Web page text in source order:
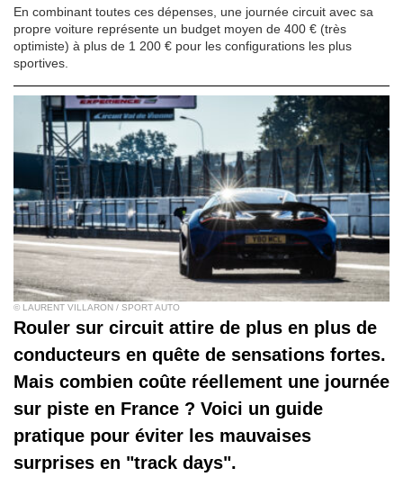
En combinant toutes ces dépenses, une journée circuit avec sa
propre voiture représente un budget moyen de 400 € (très
optimiste) à plus de 1 200 € pour les configurations les plus
sportives.
© LAURENT VILLARON / SPORT AUTO
Rouler sur circuit attire de plus en plus de
conducteurs en quête de sensations fortes.
Mais combien coûte réellement une journée
sur piste en France ? Voici un guide
pratique pour éviter les mauvaises
surprises en "track days".